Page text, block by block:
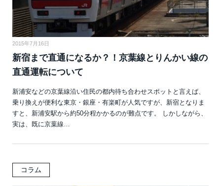
2015年7月16日
新宿まで直通になるか？！京葉線とりんかい線の
直通運転について
新浦安などの京葉線沿い住民の都内待ち合わせスポットと言えば、
乗り換えが便利な東京・銀座・有楽町が人気ですが、新宿となりま
すと、新浦安駅から約50分程かかるのが難点です。 しかしながら、
実は、既に京葉線…
コラム